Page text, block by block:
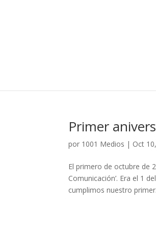
Primer
por 1001 Medios | Oct
El primero de octubre de
Comunicación’. Era el 1
cumplimos nuestro